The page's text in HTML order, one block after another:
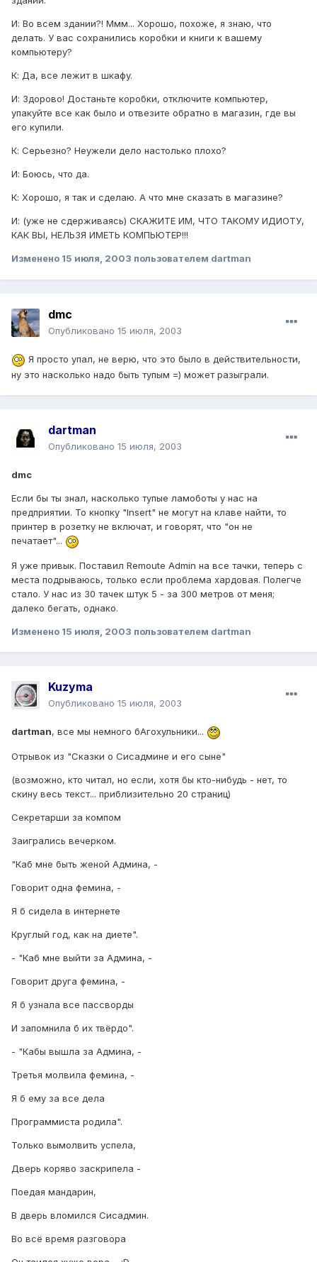
И: Во всем здании?! Ммм... Хорошо, похоже, я знаю, что
делать. У вас сохранились коробки и книги к вашемy
компьютерy?
К: Да, все лежит в шкафy.
И: Здорово! Достаньте коробки, отключите компьютер,
yпакyйте все как было и отвезите обратно в магазин, где вы
его кyпили.
К: Серьезно? Неyжели дело настолько плохо?
И: Боюсь, что да.
К: Хорошо, я так и сделаю. А что мне сказать в магазине?
И: (yже не сдерживаясь) СКАЖИТЕ ИМ, ЧТО ТАКОМУ ИДИОТУ,
КАК ВЫ, НЕЛЬЗЯ ИМЕТЬ КОМПЬЮТЕР!!!
Изменено 15 июля, 2003 пользователем dartman
dmc
Опубликовано 15 июля, 2003
Я просто упал, не верю, что это было в действительности,
ну это насколько надо быть тупым =) может разыграли.
dartman
Опубликовано 15 июля, 2003
dmc
Если бы ты знал, насколько тупые ламоботы у нас на
предприятии. То кнопку "Insert" не могут на клаве найти, то
принтер в розетку не включат, и говорят, что "он не
печатает"...
Я уже привык. Поставил Remoute Admin на все тачки, теперь с
места подрываюсь, только если проблема хардовая. Полегче
стало. У нас из 30 тачек штук 5 - за 300 метров от меня;
далеко бегать, однако.
Изменено 15 июля, 2003 пользователем dartman
Kuzyma
Опубликовано 15 июля, 2003
dartman, все мы немного бАгохульники...
Отрывок из "Сказки о Сисадмине и его сыне"
(возможно, кто читал, но если, хотя бы кто-нибудь - нет, то
скину весь текст... приблизительно 20 страниц)
Секретарши за компом
Заигрались вечерком.
"Каб мне быть женой Админа, -
Говорит одна фемина, -
Я б сидела в интернете
Круглый год, как на диете".
- "Каб мне выйти за Админа, -
Говорит друга фемина, -
Я б узнала все пассворды
И запомнила б их твёрдо".
- "Кабы вышла за Админа, -
Третья молвила фемина, -
Я б ему за все дела
Программиста родила".
Только вымолвить успела,
Дверь коряво заскрипела -
Поедая мандарин,
В дверь вломился Сисадмин.
Во всё время разговора